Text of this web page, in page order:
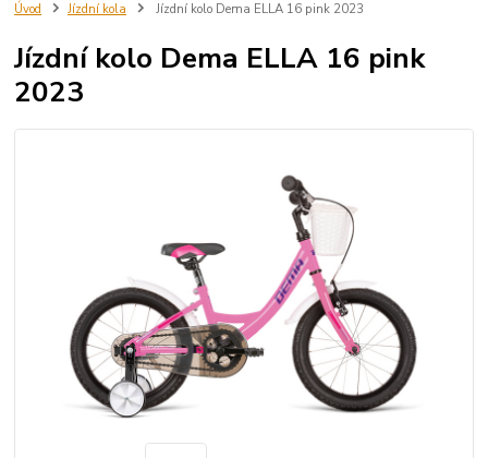
Úvod Jízdní kola Jízdní kolo Dema ELLA 16 pink 2023
Jízdní kolo Dema ELLA 16 pink
2023